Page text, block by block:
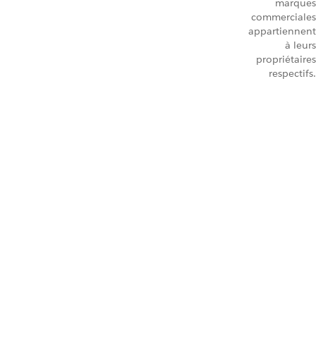
marques
commerciales
appartiennent
à leurs
propriétaires
respectifs.